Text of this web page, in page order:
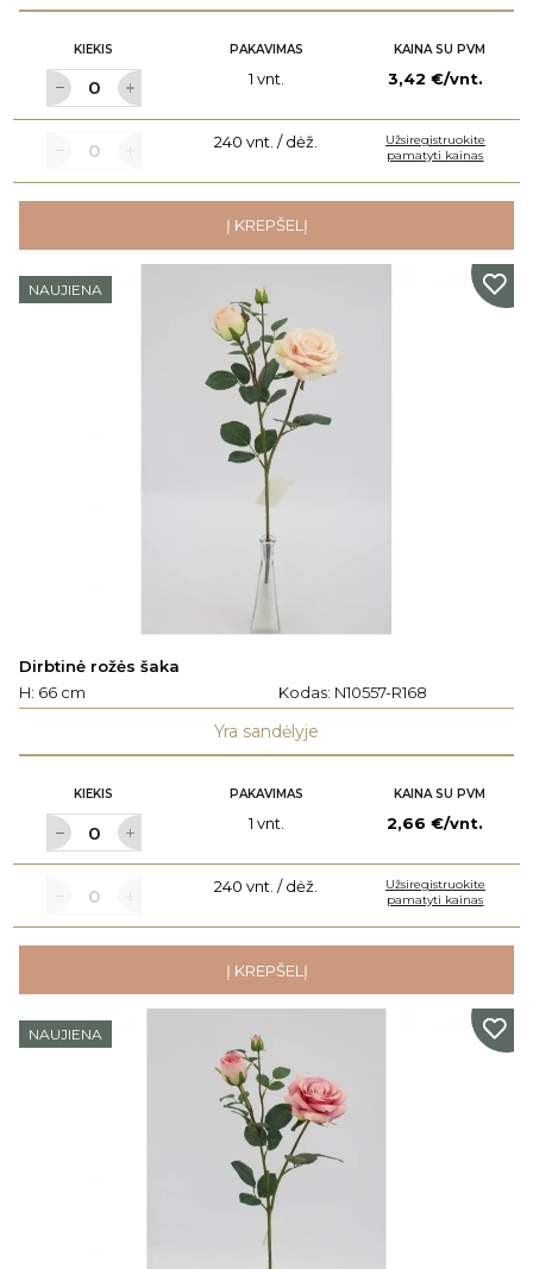
KIEKIS PAKAVIMAS KAINA SU PVM
1 vnt. 3,42 €/vnt.
240 vnt. / dėž.
Užsiregistruokite
pamatyti kainas
Į KREPŠELĮ
NAUJIENA
Dirbtinė rožės šaka
H: 66 cm
Kodas: N10557-R168
Yra sandėlyje
KIEKIS PAKAVIMAS KAINA SU PVM
1 vnt. 2,66 €/vnt.
240 vnt. / dėž.
Užsiregistruokite
pamatyti kainas
Į KREPŠELĮ
NAUJIENA